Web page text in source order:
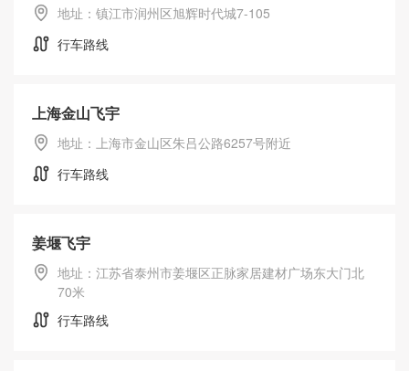
地址：镇江市润州区旭辉时代城7-105
行车路线
上海金山飞宇
地址：上海市金山区朱吕公路6257号附近
行车路线
姜堰飞宇
地址：江苏省泰州市姜堰区正脉家居建材广场东大门北
70米
行车路线